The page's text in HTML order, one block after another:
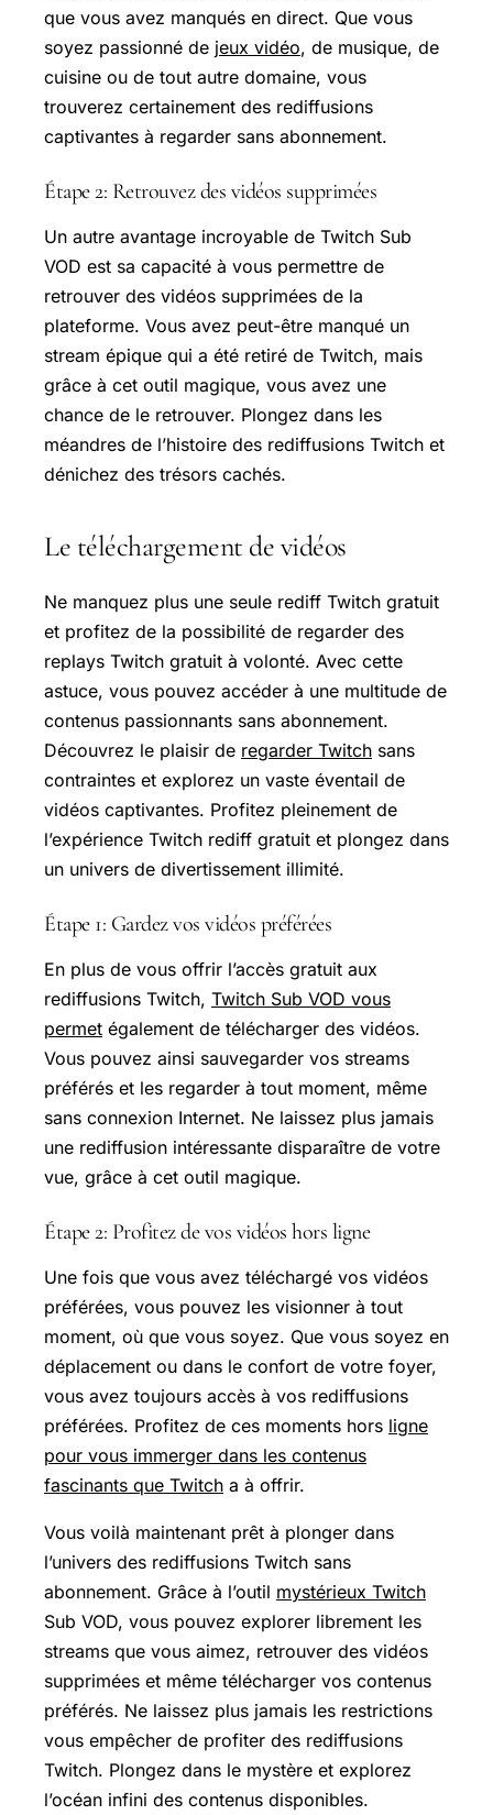
que vous avez manqués en direct. Que vous
soyez passionné de jeux vidéo, de musique, de
cuisine ou de tout autre domaine, vous
trouverez certainement des rediffusions
captivantes à regarder sans abonnement.
Étape 2: Retrouvez des vidéos supprimées
Un autre avantage incroyable de Twitch Sub
VOD est sa capacité à vous permettre de
retrouver des vidéos supprimées de la
plateforme. Vous avez peut-être manqué un
stream épique qui a été retiré de Twitch, mais
grâce à cet outil magique, vous avez une
chance de le retrouver. Plongez dans les
méandres de l’histoire des rediffusions Twitch et
dénichez des trésors cachés.
Le téléchargement de vidéos
Ne manquez plus une seule rediff Twitch gratuit
et profitez de la possibilité de regarder des
replays Twitch gratuit à volonté. Avec cette
astuce, vous pouvez accéder à une multitude de
contenus passionnants sans abonnement.
Découvrez le plaisir de regarder Twitch sans
contraintes et explorez un vaste éventail de
vidéos captivantes. Profitez pleinement de
l’expérience Twitch rediff gratuit et plongez dans
un univers de divertissement illimité.
Étape 1: Gardez vos vidéos préférées
En plus de vous offrir l’accès gratuit aux
rediffusions Twitch, Twitch Sub VOD vous
permet également de télécharger des vidéos.
Vous pouvez ainsi sauvegarder vos streams
préférés et les regarder à tout moment, même
sans connexion Internet. Ne laissez plus jamais
une rediffusion intéressante disparaître de votre
vue, grâce à cet outil magique.
Étape 2: Profitez de vos vidéos hors ligne
Une fois que vous avez téléchargé vos vidéos
préférées, vous pouvez les visionner à tout
moment, où que vous soyez. Que vous soyez en
déplacement ou dans le confort de votre foyer,
vous avez toujours accès à vos rediffusions
préférées. Profitez de ces moments hors ligne
pour vous immerger dans les contenus
fascinants que Twitch a à offrir.
Vous voilà maintenant prêt à plonger dans
l’univers des rediffusions Twitch sans
abonnement. Grâce à l’outil mystérieux Twitch
Sub VOD, vous pouvez explorer librement les
streams que vous aimez, retrouver des vidéos
supprimées et même télécharger vos contenus
préférés. Ne laissez plus jamais les restrictions
vous empêcher de profiter des rediffusions
Twitch. Plongez dans le mystère et explorez
l’océan infini des contenus disponibles.